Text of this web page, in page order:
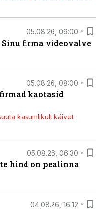
05.08.26, 09:00
firma videovalve
05.08.26, 08:00
kaotasid
kasumlikult käivet
05.08.26, 06:30
hind on pealinna
04.08.26, 16:12